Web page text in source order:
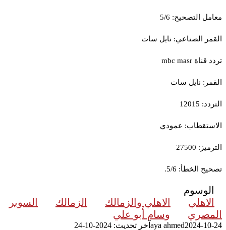
معامل التصحيح: 5/6
القمر الصناعي: نايل سات
تردد قناة mbc masr
القمر: نايل سات
التردد: 12015
الاستقطاب: عمودي
الترميز: 27500
تصحيح الخطأ: 5/6.
الوسوم
الاهلي
الاهلي والزمالك الزمالك
السوبر
المصري
وسام أبو علي
aya ahmed2024-10-24 آخر تحديث: 2024-10-24